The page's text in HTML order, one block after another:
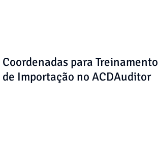
Coordenadas para Treinamento
de Importação no ACDAuditor